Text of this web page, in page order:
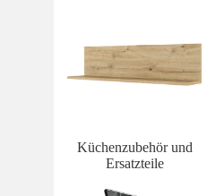
Küchenzubehör und
Ersatzteile